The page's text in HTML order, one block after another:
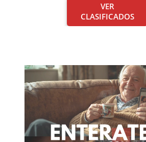
VER
CLASIFICADOS